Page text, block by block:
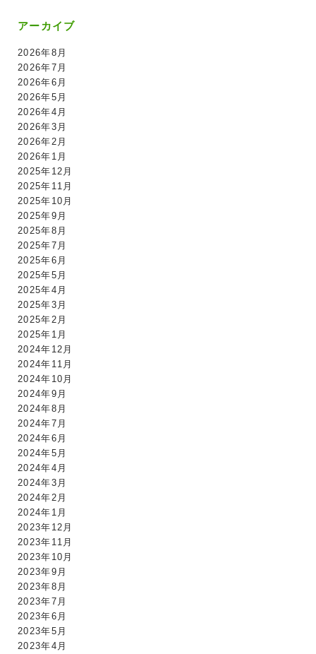
アーカイブ
2026年8月
2026年7月
2026年6月
2026年5月
2026年4月
2026年3月
2026年2月
2026年1月
2025年12月
2025年11月
2025年10月
2025年9月
2025年8月
2025年7月
2025年6月
2025年5月
2025年4月
2025年3月
2025年2月
2025年1月
2024年12月
2024年11月
2024年10月
2024年9月
2024年8月
2024年7月
2024年6月
2024年5月
2024年4月
2024年3月
2024年2月
2024年1月
2023年12月
2023年11月
2023年10月
2023年9月
2023年8月
2023年7月
2023年6月
2023年5月
2023年4月